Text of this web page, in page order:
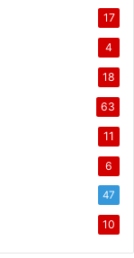
17
4
18
63
11
6
47
10